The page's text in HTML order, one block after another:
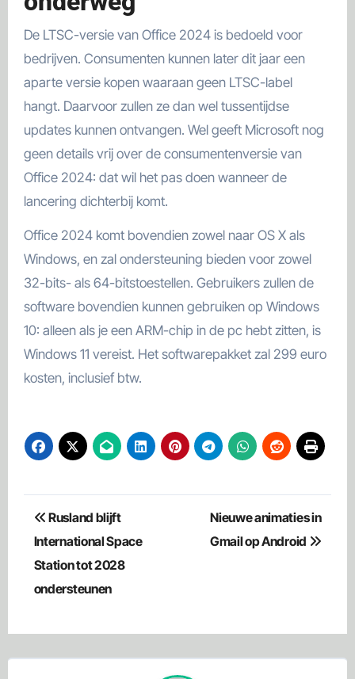
De LTSC-versie van Office 2024 is bedoeld voor
bedrijven. Consumenten kunnen later dit jaar een
aparte versie kopen waaraan geen LTSC-label
hangt. Daarvoor zullen ze dan wel tussentijdse
updates kunnen ontvangen. Wel geeft Microsoft nog
geen details vrij over de consumentenversie van
Office 2024: dat wil het pas doen wanneer de
lancering dichterbij komt.
Office 2024 komt bovendien zowel naar OS X als
Windows, en zal ondersteuning bieden voor zowel
32-bits- als 64-bitstoestellen. Gebruikers zullen de
software bovendien kunnen gebruiken op Windows
10: alleen als je een ARM-chip in de pc hebt zitten, is
Windows 11 vereist. Het softwarepakket zal 299 euro
kosten, inclusief btw.
Bericht
navigatie
Rusland blijft
International Space
Station tot 2028
ondersteunen
Nieuwe animaties in
Gmail op Android